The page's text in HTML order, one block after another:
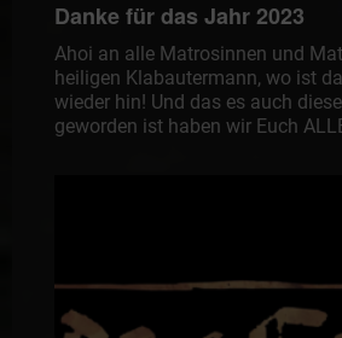
Danke für das Jahr 2023
Ahoi an alle Matrosinnen und
heiligen Klabautermann, wo ist
wieder hin! Und das es auch
geworden ist haben wir Euch